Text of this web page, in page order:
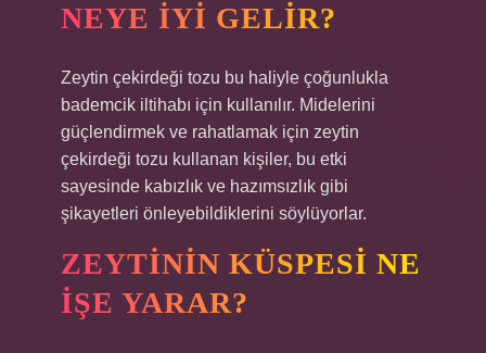
NEYE IYI GELIR?
Zeytin çekirdeği tozu bu haliyle çoğunlukla
bademcik iltihabı için kullanılır. Midelerini
güçlendirmek ve rahatlamak için zeytin
çekirdeği tozu kullanan kişiler, bu etki
sayesinde kabızlık ve hazımsızlık gibi
şikayetleri önleyebildiklerini söylüyorlar.
ZEYTININ KÜSPESI NE
IŞE YARAR?